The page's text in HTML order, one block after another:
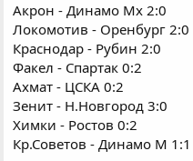
Акрон - Динамо Мх 2:0
Локомотив - Оренбург 2:0
Краснодар - Рубин 2:0
Факел - Спартак 0:2
Ахмат - ЦСКА 0:2
Зенит - Н.Новгород 3:0
Химки - Ростов 0:2
Кр.Советов - Динамо М 1:1